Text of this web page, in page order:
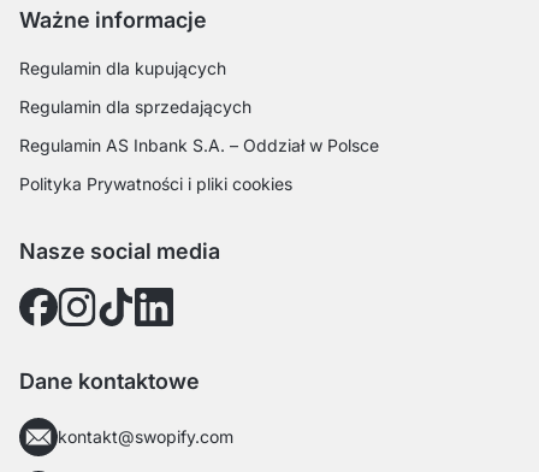
Ważne informacje
Regulamin dla kupujących
Regulamin dla sprzedających
Regulamin AS Inbank S.A. – Oddział w Polsce
Polityka Prywatności i pliki cookies
Nasze social media
Dane kontaktowe
kontakt@swopify.com